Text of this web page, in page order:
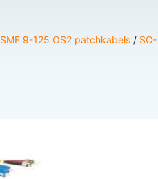
SMF 9-125 OS2 patchkabels / SC-